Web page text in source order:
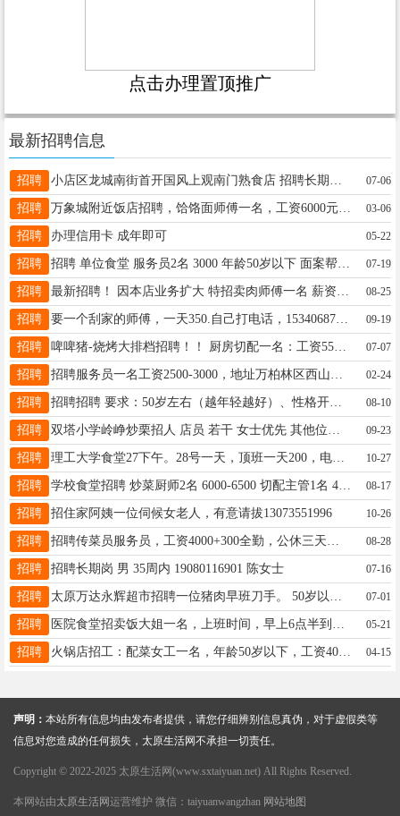
点击办理置顶推广
最新招聘信息
招聘 07-06
招聘 万象城附近饭店招聘，饸饹面师傅一名，工资6000元，不管住。钟点工一名，每天11点半到3点半，工资2000元，年龄50岁左右。电话13754837856 03-06
招聘 办理信用卡 成年即可 05-22
招聘 招聘 单位食堂 服务员2名 3000 年龄50岁以下 面案帮厨大姐一名 3000 4天休息，节假日休息 厨师2名 7000—8000 （能做简单的客饭） 地址:杏花岭区胜利街鼎青创城 电话:19834450043 07-19
招聘 08-25
招聘 要一个刮家的师傅，一天350.自己打电话，15340687272 09-19
招聘 啤啤猪-烧烤大排档招聘！！ 厨房切配一名：工资5500+300满勤，月休3天，要求2年以上切配工作经验，干净利索快 烧烤副手一名：工资5500+300满勤，月休3天，必须有上炉经验！！ 服务员5名：工资3500+300满勤，月休3天，女士优先！有工作经验者优先！ 以上人员均包食宿！ 联系电话15503617909李 工作地点在抱鼓巷 07-07
招聘 02-24
招聘 招聘招聘 要求：50岁左右（越年轻越好）、性格开朗爱笑，爱干净做饭好吃、干活利落不拖沓 工作内容：一日两餐8人左右、一次卫生保洁（包含厨卫）月休2日（可调整） 薪资待遇：3500-4000 工作地点：北中环大同路口 联系电话：13643457987 08-10
招聘 09-23
招聘 理工大学食堂27下午。28号一天，顶班一天200，电活17835877993 10-27
招聘 学校食堂招聘 炒菜厨师2名 6000-6500 切配主管1名 4500-5000 厨房帮厨2名 2800-3000 面案中工2名 3500-4000 面案小工3名 3000 服务员5名 2800-3000 保洁员2名2800 洗碗工3名3000 包食宿，有工龄奖，享受公司福利 每月休息6天，法定节假日休息 地址：中北大学附近 电话：13754892530 08-17
招聘 招住家阿姨一位伺候女老人，有意请拔13073551996 10-26
招聘 08-28
招聘 招聘长期岗 男 35周内 19080116901 陈女士 07-16
招聘 07-01
招聘 05-21
招聘 火锅店招工：配菜女工一名，年龄50岁以下，工资4000+工龄工资+技能工资。活|简间单好做，不会有师傅带，公休4天管吃住，宿舍环境好，有空调，有无线网，洗衣机，热水器，每月15号准时发工资。地址：晋阳街与长治路交叉口附近，电话：18234942005 04-15
声明： 本站所有信息均由发布者提供，请您仔细辨别信息真伪，对于虚假类等
信息对您造成的任何损失，太原生活网不承担一切责任。
Copyright © 2022-2025 太原生活网(www.sxtaiyuan.net) All Rights Reserved.
本网站由太原生活网 运营维护 微信：taiyuanwangzhan 网站地图